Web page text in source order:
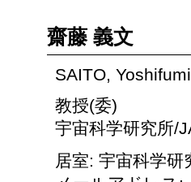
齋藤 義文
SAITO, Yoshifumi
教授(委)
宇宙科学研究所/
居室: 宇宙科学研